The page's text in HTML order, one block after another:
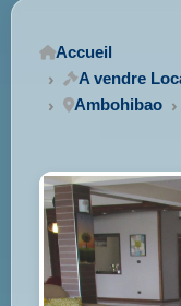
Accueil
A vendre
Ambohibao